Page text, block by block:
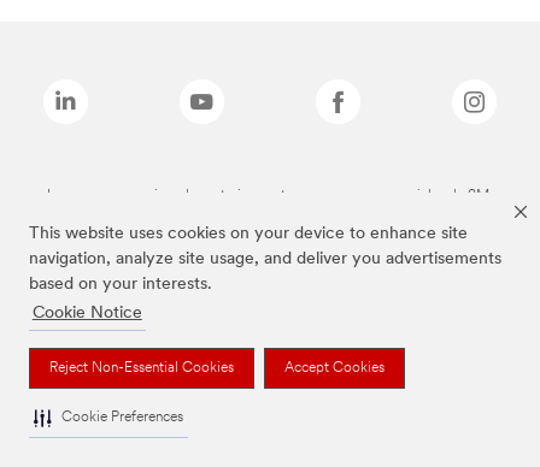
This website uses cookies on your device to enhance site
navigation, analyze site usage, and deliver you advertisements
based on your interests.
Cookie Notice
Reject Non-Essential Cookies Accept Cookies
Cookie Preferences
Las marcas mencionadas anteriormente son marcas comerciales de 3M.